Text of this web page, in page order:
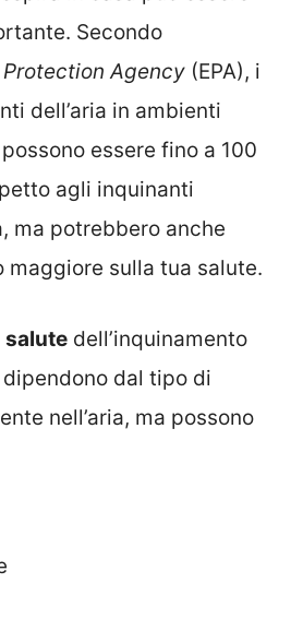
Secondo
Agency (EPA), i
dell’aria in ambienti
essere fino a 100
agli inquinanti
ma potrebbero anche
maggiore sulla tua salute.
salute dell’inquinamento
dipendono dal tipo di
nell’aria, ma possono